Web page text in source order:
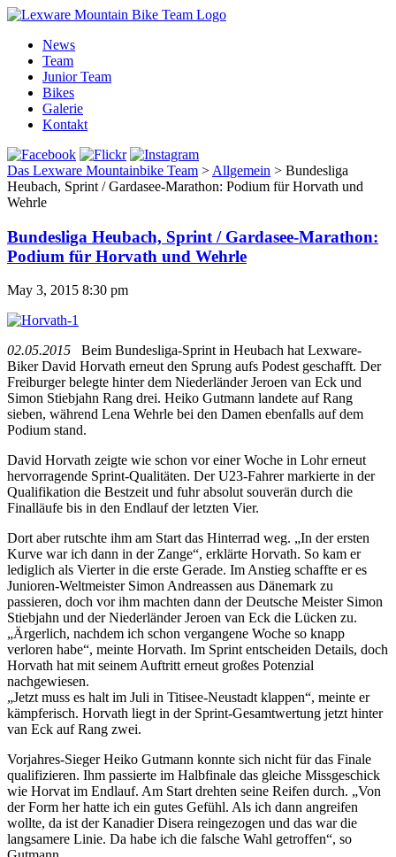
News
Team
Junior Team
Bikes
Galerie
Kontakt
Das Lexware Mountainbike Team > Allgemein > Bundesliga
Heubach, Sprint / Gardasee-Marathon: Podium für Horvath und
Wehrle
Bundesliga Heubach, Sprint / Gardasee-Marathon:
Podium für Horvath und Wehrle
May 3, 2015 8:30 pm
02.05.2015 Beim Bundesliga-Sprint in Heubach hat Lexware-
Biker David Horvath erneut den Sprung aufs Podest geschafft. Der
Freiburger belegte hinter dem Niederländer Jeroen van Eck und
Simon Stiebjahn Rang drei. Heiko Gutmann landete auf Rang
sieben, während Lena Wehrle bei den Damen ebenfalls auf dem
Podium stand.
David Horvath zeigte wie schon vor einer Woche in Lohr erneut
hervorragende Sprint-Qualitäten. Der U23-Fahrer markierte in der
Qualifikation die Bestzeit und fuhr absolut souverän durch die
Finalläufe bis in den Endlauf der letzten Vier.
Dort aber rutschte ihm am Start das Hinterrad weg. „In der ersten
Kurve war ich dann in der Zange“, erklärte Horvath. So kam er
lediglich als Vierter in die erste Gerade. Im Anstieg schaffte er es
Junioren-Weltmeister Simon Andreassen aus Dänemark zu
passieren, doch vor ihm machten dann der Deutsche Meister Simon
Stiebjahn und der Niederländer Jeroen van Eck die Lücken zu.
„Ärgerlich, nachdem ich schon vergangene Woche so knapp
verloren habe“, meinte Horvath. Im Sprint entscheiden Details, doch
Horvath hat mit seinem Auftritt erneut großes Potenzial
nachgewiesen.
„Jetzt muss es halt im Juli in Titisee-Neustadt klappen“, meinte er
kämpferisch. Horvath liegt in der Sprint-Gesamtwertung jetzt hinter
van Eck auf Rang zwei.
Vorjahres-Sieger Heiko Gutmann konnte sich nicht für das Finale
qualifizieren. Ihm passierte im Halbfinale das gleiche Missgeschick
wie Horvat im Endlauf. Am Start drehten seine Reifen durch. „Von
der Form her hatte ich ein gutes Gefühl. Als ich dann angreifen
wollte, da ist der Kanadier Disera reingezogen und das war die
langsamere Linie. Da habe ich die falsche Wahl getroffen“, so